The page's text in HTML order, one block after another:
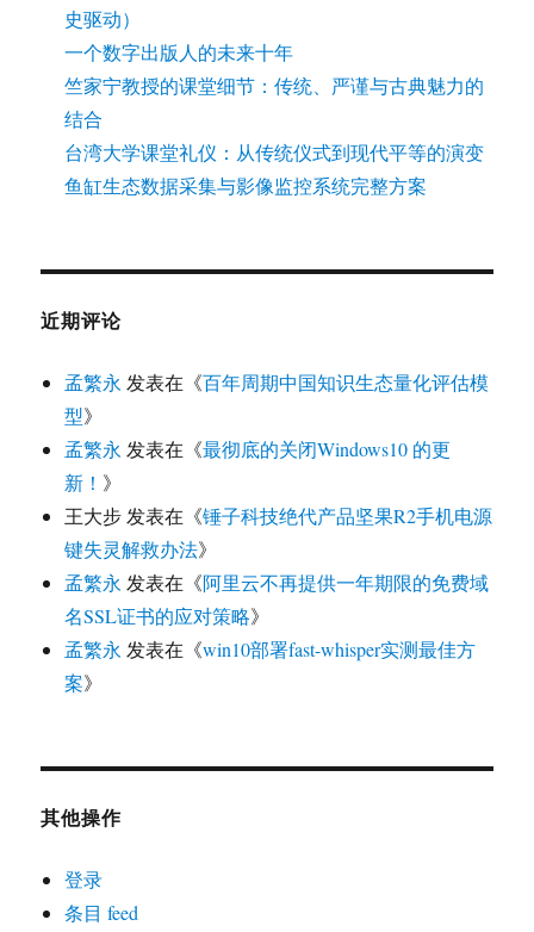
史驱动）
一个数字出版人的未来十年
竺家宁教授的课堂细节：传统、严谨与古典魅力的
结合
台湾大学课堂礼仪：从传统仪式到现代平等的演变
鱼缸生态数据采集与影像监控系统完整方案
近期评论
孟繁永 发表在《百年周期中国知识生态量化评估模
型》
孟繁永 发表在《最彻底的关闭Windows10 的更
新！ 》
王大步发表在《锤子科技绝代产品坚果R2手机电源
键失灵解救办法》
孟繁永 发表在《阿里云不再提供一年期限的免费域
名SSL证书的应对策略》
孟繁永 发表在《win10部署fast-whisper实测最佳方
案》
其他操作
登录
条目 feed